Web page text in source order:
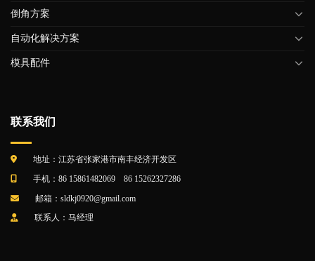
倒角方案
自动化解决方案
模具配件
联系我们
地址：江苏省张家港市南丰经济开发区
手机：86 15861482069 86 15262327286
邮箱：sldkj0920@gmail.com
联系人：马经理